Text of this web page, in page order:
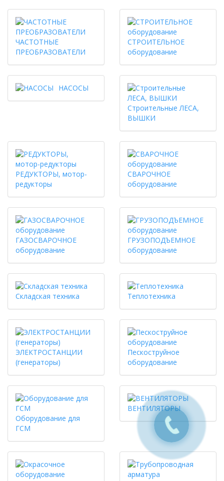
ЧАСТОТНЫЕ
ПРЕОБРАЗОВАТЕЛИ
СТРОИТЕЛЬНОЕ
оборудование
НАСОСЫ
Строительные ЛЕСА,
ВЫШКИ
РЕДУКТОРЫ, мотор-
редукторы
СВАРОЧНОЕ
оборудование
ГАЗОСВАРОЧНОЕ
оборудование
ГРУЗОПОДЪЕМНОЕ
оборудование
Складская техника Теплотехника
ЭЛЕКТРОСТАНЦИИ
(генераторы)
Пескоструйное
оборудование
Оборудование для
ГСМ
ВЕНТИЛЯТОРЫ